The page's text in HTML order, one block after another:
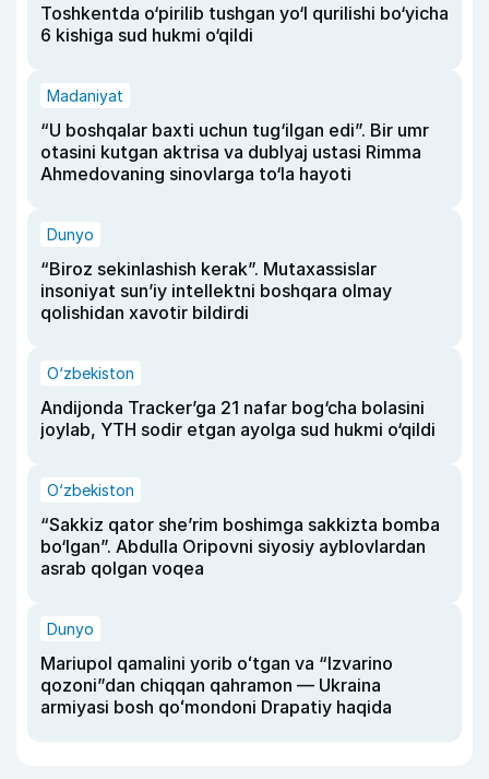
Toshkentda o‘pirilib tushgan yo‘l qurilishi bo‘yicha
6 kishiga sud hukmi o‘qildi
Madaniyat
“U boshqalar baxti uchun tug‘ilgan edi”. Bir umr
otasini kutgan aktrisa va dublyaj ustasi Rimma
Ahmedovaning sinovlarga to‘la hayoti
Dunyo
“Biroz sekinlashish kerak”. Mutaxassislar
insoniyat sun’iy intellektni boshqara olmay
qolishidan xavotir bildirdi
O‘zbekiston
Andijonda Tracker’ga 21 nafar bog‘cha bolasini
joylab, YTH sodir etgan ayolga sud hukmi o‘qildi
O‘zbekiston
“Sakkiz qator she’rim boshimga sakkizta bomba
bo‘lgan”. Abdulla Oripovni siyosiy ayblovlardan
asrab qolgan voqea
Dunyo
Mariupol qamalini yorib oʻtgan va “Izvarino
qozoni”dan chiqqan qahramon — Ukraina
armiyasi bosh qoʻmondoni Drapatiy haqida